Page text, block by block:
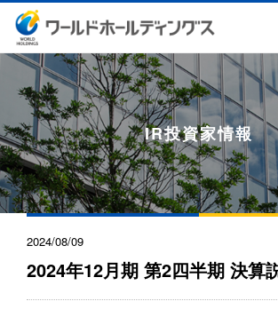
IR投資家情報
2024/08/09
2024年12月期 第2四半期 決算